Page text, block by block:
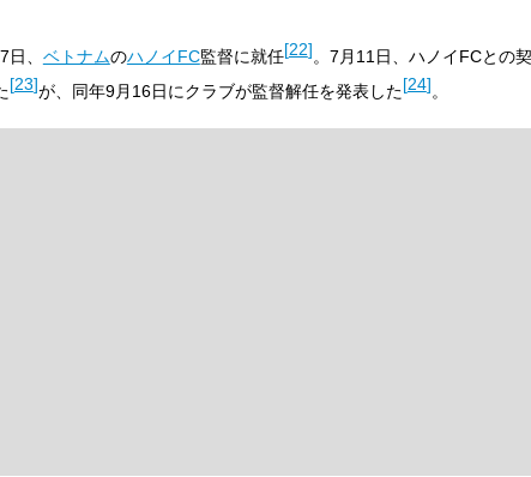
、 ベトナムのハノイFC監督に就任[22]。7月11日、ハノイFCとの
[23]が、同年9月16日にクラブが監督解任を発表した[24]。